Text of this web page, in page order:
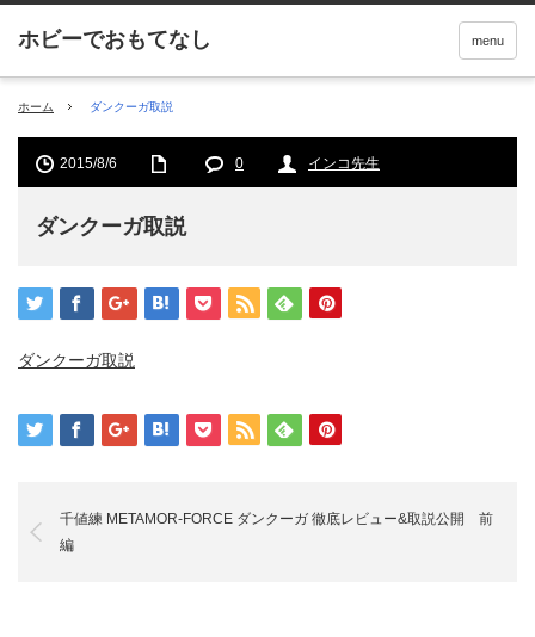
menu
ホーム ダンクーガ取説
2015/8/6 0 インコ先生
ダンクーガ取説
ダンクーガ取説
千値練 METAMOR-FORCE ダンクーガ 徹底レビュー&取説公開 前
編